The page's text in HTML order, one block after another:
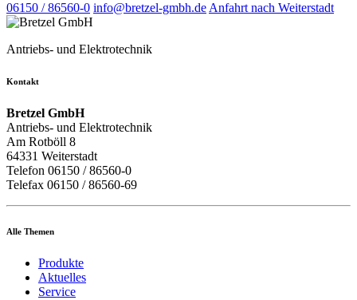
06150 / 86560-0 info@bretzel-gmbh.de Anfahrt nach Weiterstadt
Antriebs- und Elektrotechnik
Kontakt
Bretzel GmbH
Antriebs- und Elektrotechnik
Am Rotböll 8
64331 Weiterstadt
Telefon 06150 / 86560-0
Telefax 06150 / 86560-69
Alle Themen
Produkte
Aktuelles
Service